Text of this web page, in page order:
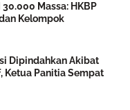
Massa: HKBP
Kelompok
Dipindahkan Akibat
Ketua Panitia Sempat